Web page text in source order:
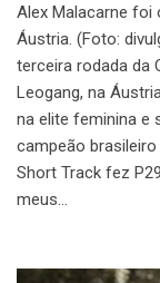
Alex Malacarne foi
Áustria. (Foto:
terceira rodada da
Leogang, na
na elite feminina e
campeão
Short Track fez
meus…